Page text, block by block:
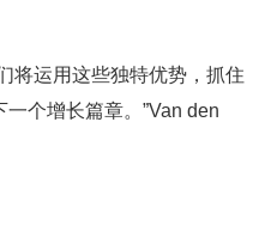
将运用这些独特优势，抓住
个增长篇章。”Van den